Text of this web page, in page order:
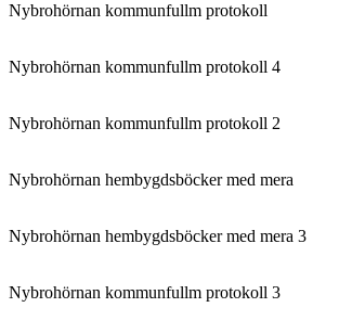
Nybrohörnan kommunfullm protokoll
Nybrohörnan kommunfullm protokoll 4
Nybrohörnan kommunfullm protokoll 2
Nybrohörnan hembygdsböcker med mera
Nybrohörnan hembygdsböcker med mera 3
Nybrohörnan kommunfullm protokoll 3